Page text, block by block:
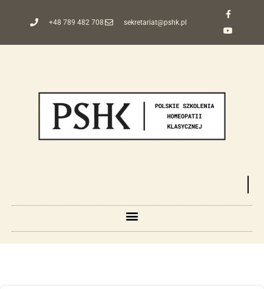
+48 789 482 708 sekretariat@pshk.pl